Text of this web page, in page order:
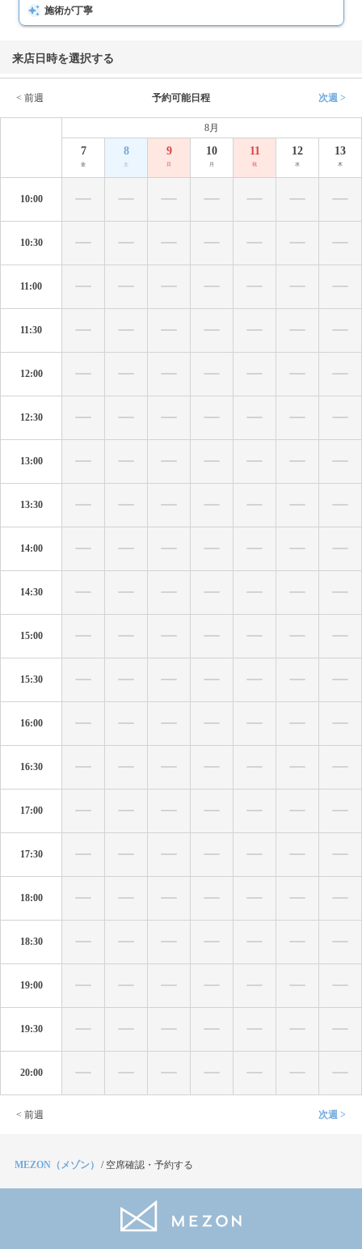
施術が丁寧
来店日時を選択する
< 前週 予約可能日程 次週 >
8月
7
金
8
土
9
日
10
月
11
祝
12
水
13
木
10:00
10:30
11:00
11:30
12:00
12:30
13:00
13:30
14:00
14:30
15:00
15:30
16:00
16:30
17:00
17:30
18:00
18:30
19:00
19:30
20:00
< 前週 次週 >
MEZON（メゾン） / 空席確認・予約する